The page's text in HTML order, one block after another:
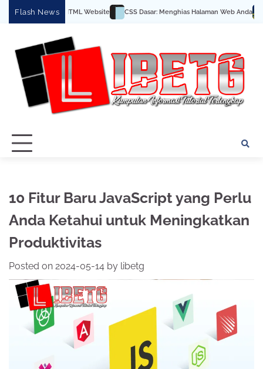
Flash News
pada HTML Website CSS Dasar: Menghias Halaman Web Anda
10 Fitur Baru JavaScript yang Perlu
Anda Ketahui untuk Meningkatkan
Produktivitas
Posted on 2024-05-14 by libetg